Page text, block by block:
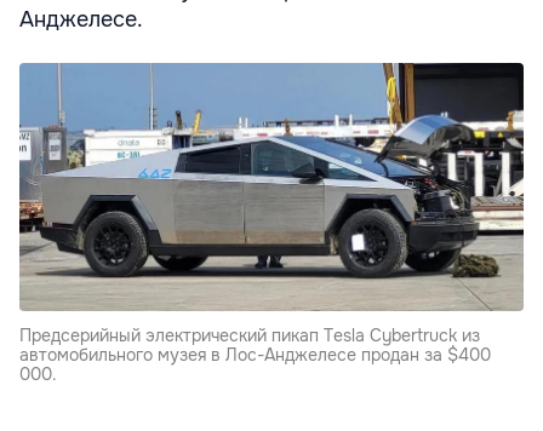
Анджелесе.
Предсерийный электрический пикап Tesla Cybertruck из
автомобильного музея в Лос-Анджелесе продан за $400
000.